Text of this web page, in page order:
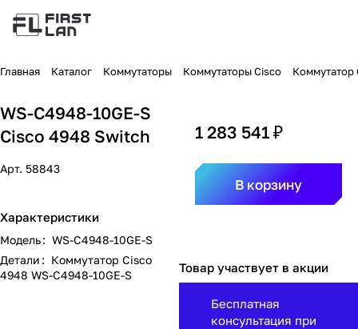
Главная Каталог Коммутаторы Коммутаторы Cisco Коммутатор
WS-C4948-10GE-S
Cisco 4948 Switch
Арт. 58843
Характеристики
Модель: WS-C4948-10GE-S
Детали: Коммутатор Cisco
4948 WS-C4948-10GE-S
1 283 541 ₽
В корзину
Товар участвует в акции
Бесплатная
консультация при